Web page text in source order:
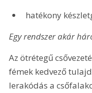
hatékony
Egy rendszer akár
Az ötrétegű
fémek kedvező
lerakódás a